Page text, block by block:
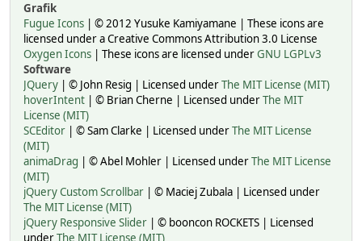
Grafik
Fugue Icons | © 2012 Yusuke Kamiyamane | These icons are
licensed under a Creative Commons Attribution 3.0 License
Oxygen Icons | These icons are licensed underGNU LGPLv3
Software
JQuery | © John Resig | Licensed underThe MIT License (MIT)
hoverIntent | © Brian Cherne | Licensed underThe MIT
License (MIT)
SCEditor | © Sam Clarke | Licensed underThe MIT License
(MIT)
animaDrag | © Abel Mohler | Licensed underThe MIT License
(MIT)
jQuery Custom Scrollbar | © Maciej Zubala | Licensed under
The MIT License (MIT)
jQuery Responsive Slider | © booncon ROCKETS | Licensed
underThe MIT License (MIT)